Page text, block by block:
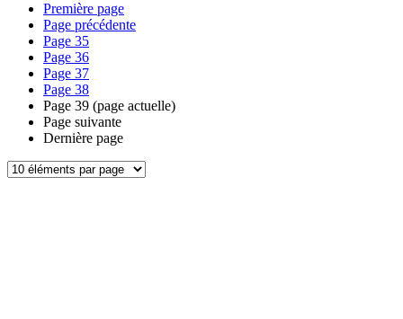
Première page
Page précédente
Page 35
Page 36
Page 37
Page 38
Page 39 (page actuelle)
Page suivante
Dernière page